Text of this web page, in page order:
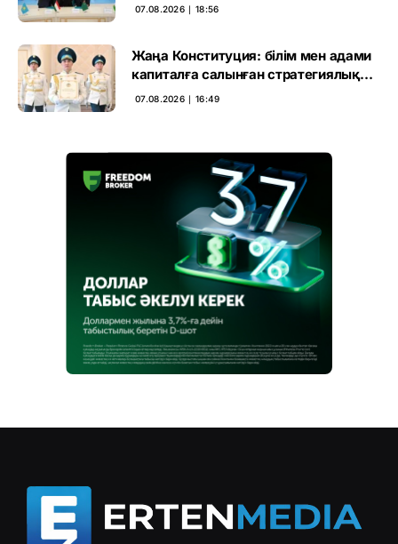
07.08.2026 ∣ 18:56
Жаңа Конституция: білім мен адами
капиталға салынған стратегиялық
негіз
07.08.2026 ∣ 16:49